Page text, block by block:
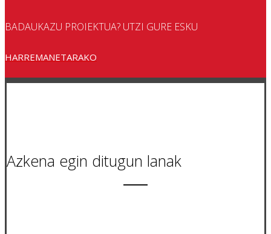
BADAUKAZU PROIEKTUA? UTZI GURE ESKU
HARREMANETARAKO
Azkena egin ditugun lanak